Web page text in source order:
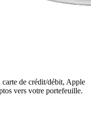
de crédit/débit, Apple
vers votre portefeuille.